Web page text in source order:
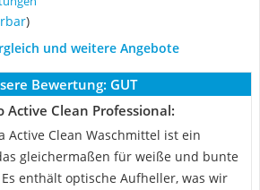
)
und weitere Angebote
Bewertung: GUT
Active Clean Professional:
Active Clean Waschmittel ist ein
gleichermaßen für weiße und bunte
enthält optische Aufheller, was wir